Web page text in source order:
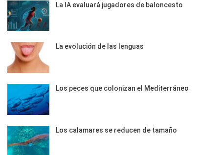
La IA evaluará jugadores de baloncesto
La evolución de las lenguas
Los peces que colonizan el Mediterráneo
Los calamares se reducen de tamaño